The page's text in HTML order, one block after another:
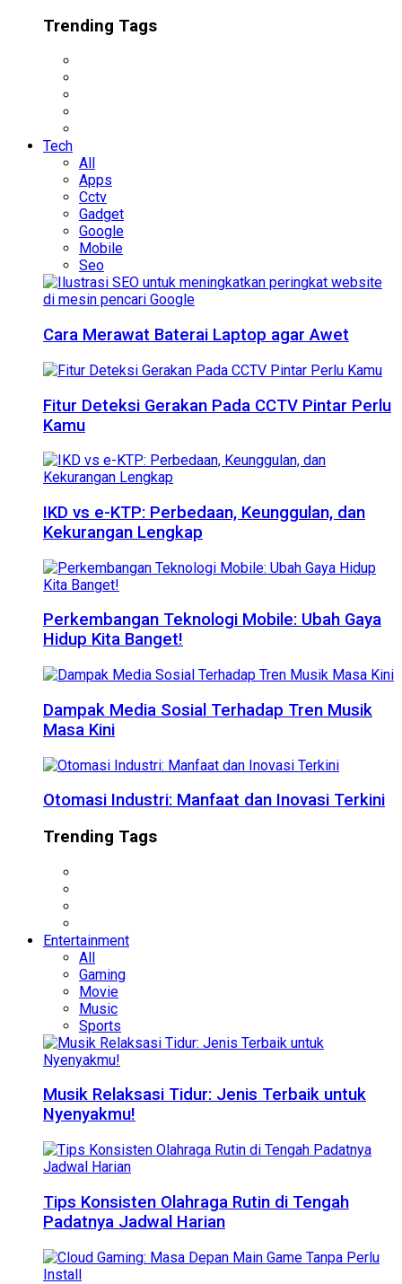
Trending Tags
Tech
All
Apps
Cctv
Gadget
Google
Mobile
Seo
Cara Merawat Baterai Laptop agar Awet
Fitur Deteksi Gerakan Pada CCTV Pintar Perlu
Kamu
IKD vs e-KTP: Perbedaan, Keunggulan, dan
Kekurangan Lengkap
Perkembangan Teknologi Mobile: Ubah Gaya
Hidup Kita Banget!
Dampak Media Sosial Terhadap Tren Musik
Masa Kini
Otomasi Industri: Manfaat dan Inovasi Terkini
Trending Tags
Entertainment
All
Gaming
Movie
Music
Sports
Musik Relaksasi Tidur: Jenis Terbaik untuk
Nyenyakmu!
Tips Konsisten Olahraga Rutin di Tengah
Padatnya Jadwal Harian